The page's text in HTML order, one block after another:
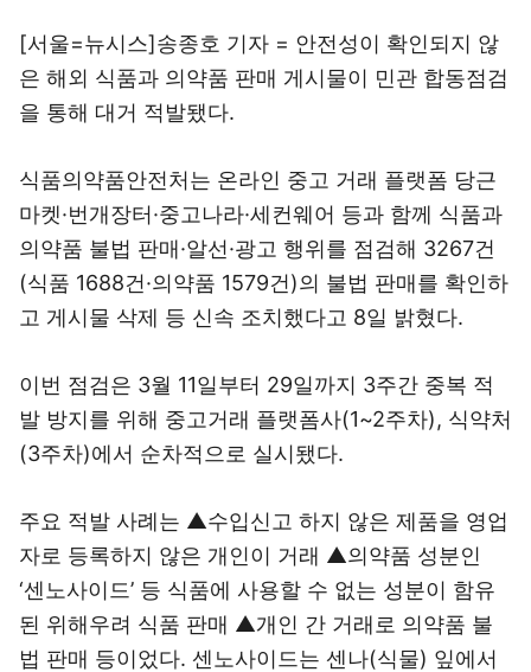
[서울=뉴시스]송종호 기자 = 안전성이 확인되지 않
은 해외 식품과 의약품 판매 게시물이 민관 합동점검
을 통해 대거 적발됐다.
식품의약품안전처는 온라인 중고 거래 플랫폼 당근
마켓·번개장터·중고나라·세컨웨어 등과 함께 식품과
의약품 불법 판매·알선·광고 행위를 점검해 3267건
(식품 1688건·의약품 1579건)의 불법 판매를 확인하
고 게시물 삭제 등 신속 조치했다고 8일 밝혔다.
이번 점검은 3월 11일부터 29일까지 3주간 중복 적
발 방지를 위해 중고거래 플랫폼사(1~2주차), 식약처
(3주차)에서 순차적으로 실시됐다.
주요 적발 사례는 ▲수입신고 하지 않은 제품을 영업
자로 등록하지 않은 개인이 거래 ▲의약품 성분인
‘센노사이드’ 등 식품에 사용할 수 없는 성분이 함유
된 위해우려 식품 판매 ▲개인 간 거래로 의약품 불
법 판매 등이었다. 센노사이드는 센나(식물) 잎에서